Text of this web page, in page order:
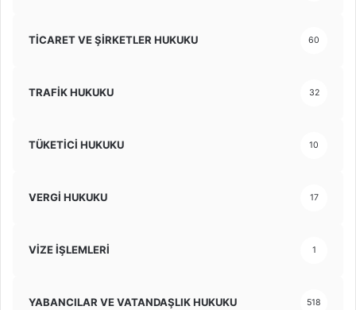
TİCARET VE ŞİRKETLER HUKUKU 60
TRAFİK HUKUKU 32
TÜKETİCİ HUKUKU 10
VERGİ HUKUKU 17
VİZE İŞLEMLERİ 1
YABANCILAR VE VATANDAŞLIK HUKUKU 518